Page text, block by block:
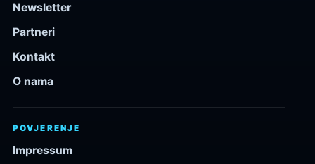
Newsletter
Partneri
Kontakt
O nama
POVJERENJE
Impressum